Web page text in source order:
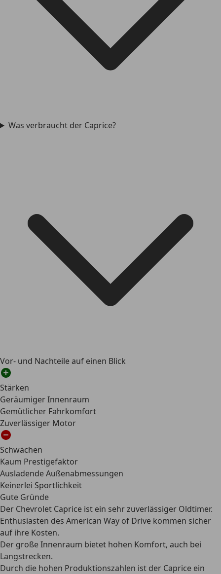
Was verbraucht der Caprice?
Vor- und Nachteile auf einen Blick
Stärken
Geräumiger Innenraum
Gemütlicher Fahrkomfort
Zuverlässiger Motor
Schwächen
Kaum Prestigefaktor
Ausladende Außenabmessungen
Keinerlei Sportlichkeit
Gute Gründe
Der Chevrolet Caprice ist ein sehr zuverlässiger Oldtimer.
Enthusiasten des American Way of Drive kommen sicher
auf ihre Kosten.
Der große Innenraum bietet hohen Komfort, auch bei
Langstrecken.
Durch die hohen Produktionszahlen ist der Caprice ein